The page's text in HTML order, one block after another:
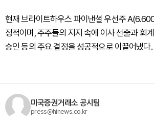
현재 브라이트하우스 파이낸셜 우선주
정적이며, 주주들의 지지 속에 이사 선출과 회
승인 등의 주요 결정을 성공적으로 이끌어냈다.
미국증권거래소 공시팀
press@hinews.co.kr